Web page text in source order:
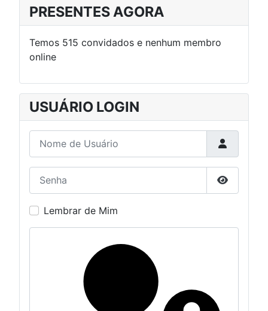
PRESENTES AGORA
Temos 515 convidados e nenhum membro
online
USUÁRIO LOGIN
Nome de Usuário
Mostrar
Lembrar de Mim